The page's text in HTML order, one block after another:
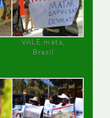
VALE mata,
Brasil